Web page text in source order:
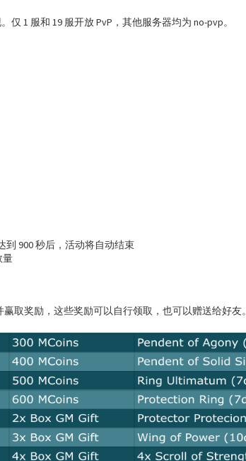
1 服和 19 服开放 PvP，其他服务器均为 no-pvp。
到 900 秒后，活动将自动结束
量
取奖励，这些奖励可以自行领取，也可以赠送给好友。